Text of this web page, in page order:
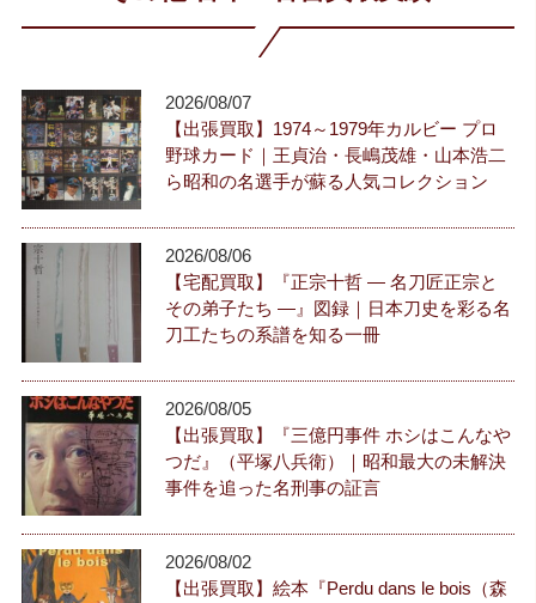
2026/08/07
【出張買取】1974～1979年カルビー プロ
野球カード｜王貞治・長嶋茂雄・山本浩二
ら昭和の名選手が蘇る人気コレクション
2026/08/06
【宅配買取】『正宗十哲 ― 名刀匠正宗と
その弟子たち ―』図録｜日本刀史を彩る名
刀工たちの系譜を知る一冊
2026/08/05
【出張買取】『三億円事件 ホシはこんなや
つだ』（平塚八兵衛）｜昭和最大の未解決
事件を追った名刑事の証言
2026/08/02
【出張買取】絵本『Perdu dans le bois（森